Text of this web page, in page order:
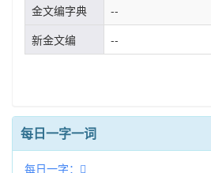
金文编字典
--
新金文编
--
每日一字一词
每日一字：𨆎